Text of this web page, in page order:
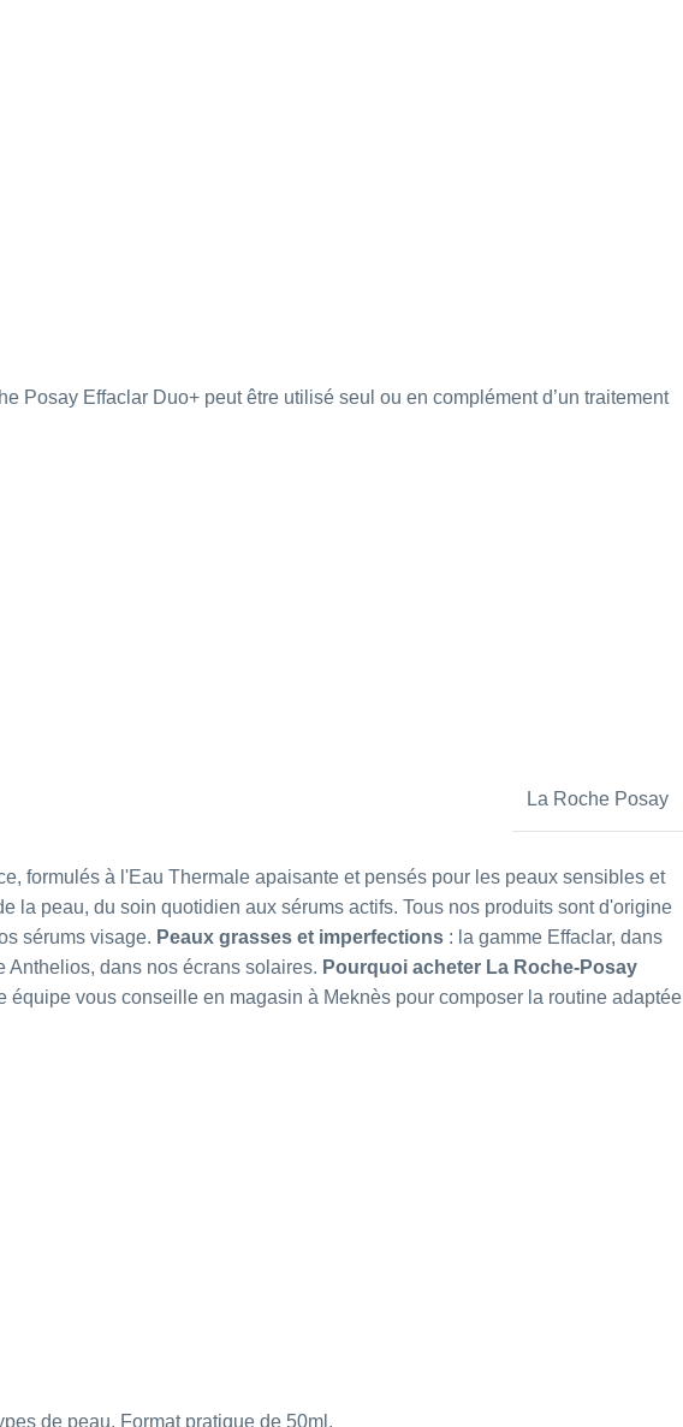
Posay Effaclar Duo+ peut être utilisé seul ou en complément d’un traitement
La Roche Posay
formulés à l'Eau Thermale apaisante et pensés pour les peaux sensibles et
la peau, du soin quotidien aux sérums actifs. Tous nos produits sont d'origine
sérums visage. Peaux grasses et imperfections : la gamme Effaclar, dans
Anthelios, dans nos écrans solaires. Pourquoi acheter La Roche-Posay
équipe vous conseille en magasin à Meknès pour composer la routine adaptée
de peau. Format pratique de 50ml.